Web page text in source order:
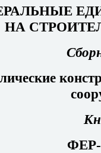
НА
ФЕР-